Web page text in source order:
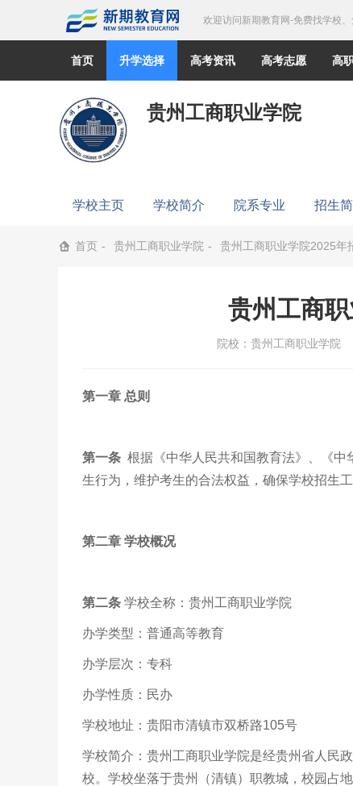
欢迎访问新期教育网-免费找学校
首页 升学选择 高考资讯 高考志愿 高
贵州工商职业学院
学校主页 学校简介 院系专业 招生
首页 贵州工商职业学院 贵州工商职业学院2025年
贵州工商
院校： 贵州工商职业学院
第一章 总则
第一条 根据《中华人民共和国教育法》、《
生行为，维护考生的合法权益，确保学校招生
第二章 学校概况
第二条 学校全称：贵州工商职业学院
办学类型：普通高等教育
办学层次：专科
办学性质：民办
学校地址：贵阳市清镇市双桥路105号
学校简介：贵州工商职业学院是经贵州省人民
校。学校坐落于贵州（清镇）职教城，校园占